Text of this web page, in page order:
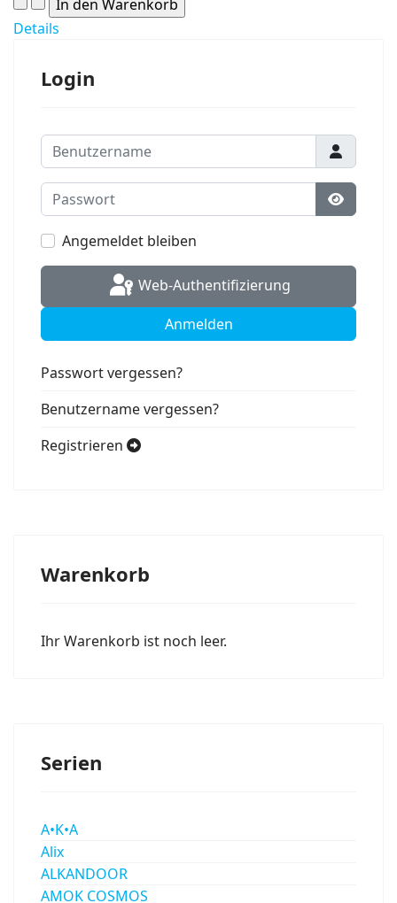
Details
Login
Benutzername
Passwort
Angemeldet bleiben
Web-Authentifizierung
Anmelden
Passwort vergessen?
Benutzername vergessen?
Registrieren
Warenkorb
Ihr Warenkorb ist noch leer.
Serien
A•K•A
Alix
ALKANDOOR
AMOK COSMOS